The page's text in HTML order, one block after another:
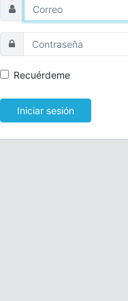
Recuérdeme
Iniciar sesión